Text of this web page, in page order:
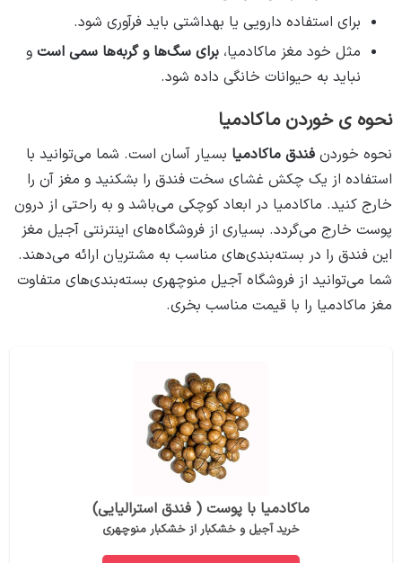
برای استفاده دارویی یا بهداشتی باید فرآوری شود.
مثل خود مغز ماکادمیا، برای سگ‌ها و گربه‌ها سمی است و
نباید به حیوانات خانگی داده شود.
نحوه ی خوردن ماکادمیا
نحوه خوردن فندق ماکادمیا بسیار آسان است. شما می‌توانید با
استفاده از یک چکش غشای سخت فندق را بشکنید و مغز آن را
خارج کنید. ماکادمیا در ابعاد کوچکی می‌باشد و به راحتی از درون
پوست خارج می‌گردد. بسیاری از فروشگاه‌های اینترنتی آجیل مغز
این فندق را در بسته‌بندی‌های مناسب به مشتریان ارائه می‌دهند.
شما می‌توانید از فروشگاه آجیل منوچهری بسته‌بندی‌های متفاوت
مغز ماکادمیا را با قیمت مناسب بخری.
ماکادمیا با پوست ( فندق استرالیایی)
خرید آجیل و خشکبار از خشکبار منوچهری